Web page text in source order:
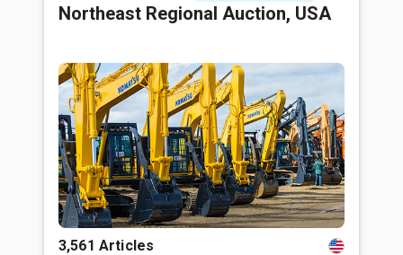
Northeast Regional Auction, USA
3,561 Articles